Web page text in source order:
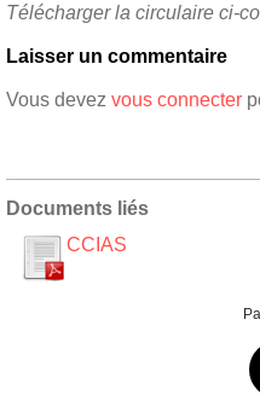
Télécharger la circulaire ci-
Laisser un commentaire
Vous devez vous connecter
Documents liés
CCIAS